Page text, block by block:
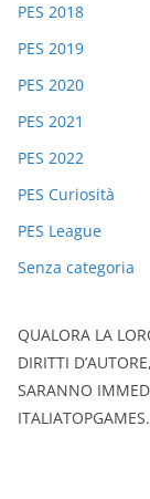
PES 2018
PES 2019
PES 2020
PES 2021
PES 2022
PES Curiosità
PES League
Senza categoria
QUALORA LA
DIRITTI
SARANNO